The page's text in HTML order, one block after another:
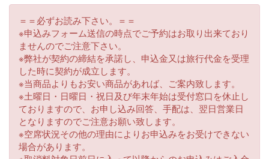
前、住所、電話番号、FAX番号、電子メールアドレ
ス、生年月日、緊急時の連絡先、年齢、チケット送
付先】等を必要に応じてお伺いさせていただくこと
があります。これらはお客様との連絡に利用させて
いただくほかお客様がお申込みいただいた旅行にお
いて運送・宿泊機関等又は業務委託先に目的に必要
な限度で提供するほか、チケット送付、お客様への
旅行の案内・払い戻し・キャンペーンプレゼント等
にもご利用させていただきます。また、同じ目的で
それ以外の事項についてもお伺いさせていただくこ
とがございます。
＝＝必ずお読み下さい。＝＝
※申込みフォーム送信の時点でご予約はお取り出来ており
ませんのでご注意下さい。
※弊社が契約の締結を承諾し、申込金又は旅行代金を受理
した時に契約が成立します。
※当商品よりもお安い商品があれば、ご案内致します。
※土曜日・日曜日・祝日及び年末年始は受付窓口を休止し
ておりますので、お申し込み回答、手配は、翌日営業日
となりますのでご注意お願い致します。
※空席状況その他の理由によりお申込みをお受けできない
場合があります。